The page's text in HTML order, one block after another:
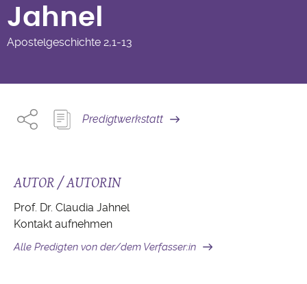
Jahnel
Apostelgeschichte 2,1-13
Predigtwerkstatt
AUTOR / AUTORIN
Prof. Dr. Claudia Jahnel
Kontakt aufnehmen
Alle Predigten von der/dem Verfasser:in